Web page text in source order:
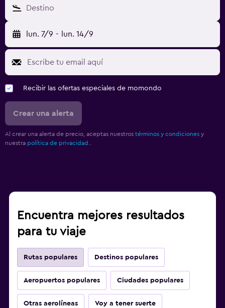
Destino
lun. 7/9 - lun. 14/9
Recibir las ofertas especiales de momondo
Crear una alerta
Al crear una alerta de precio, aceptas nuestros términos y condiciones y
nuestra política de privacidad.
Encuentra mejores resultados
para tu viaje
Rutas populares Destinos populares
Aeropuertos populares Ciudades populares
Otras aerolíneas Voy a tener suerte